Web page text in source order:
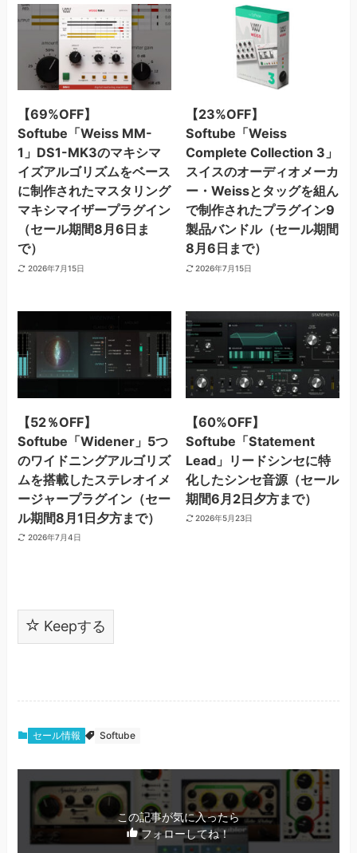
【69%OFF】
Softube「Weiss MM-
1」DS1-MK3のマキシマ
イズアルゴリズムをベース
に制作されたマスタリング
マキシマイザープラグイン
（セール期間8月6日ま
で）
2026年7月15日
【23%OFF】
Softube「Weiss
Complete Collection 3」
スイスのオーディオメーカ
ー・Weissとタッグを組ん
で制作されたプラグイン9
製品バンドル（セール期間
8月6日まで）
2026年7月15日
【52％OFF】
Softube「Widener」5つ
のワイドニングアルゴリズ
ムを搭載したステレオイメ
ージャープラグイン（セー
ル期間8月1日夕方まで）
2026年7月4日
【60%OFF】
Softube「Statement
Lead」リードシンセに特
化したシンセ音源（セール
期間6月2日夕方まで）
2026年5月23日
Keepする
セール情報 Softube
この記事が気に入ったら
フォローしてね！